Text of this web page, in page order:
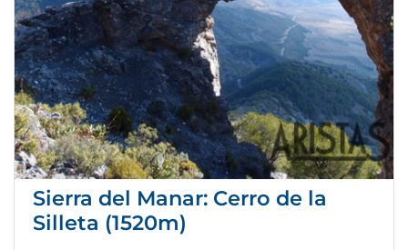
Sierra del Manar: Cerro de la
Silleta (1520m)